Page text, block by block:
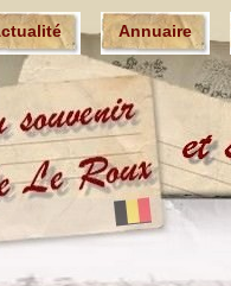
Actualité Annuaire